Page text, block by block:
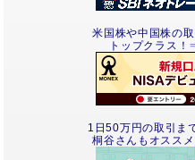
米国株や中国株の
トップクラス！
1日50万円の取引ま
桐谷さんもオスス